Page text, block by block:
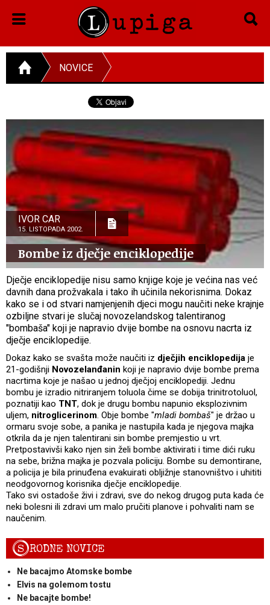
NOVICE
IVOR CAR
15. LISTOPADA 2002.
Bombe iz dječje enciklopedije
Dječje enciklopedije nisu samo knjige koje je većina nas već
davnih dana prožvakala i tako ih učinila nekorisnima. Dokaz
kako se i od stvari namjenjenih djeci mogu naučiti neke krajnje
ozbiljne stvari je slučaj novozelandskog talentiranog
"bombaša" koji je napravio dvije bombe na osnovu nacrta iz
dječje enciklopedije.
Dokaz kako se svašta može naučiti iz dječjih enciklopedija je
21-godišnji Novozelanđanin koji je napravio dvije bombe prema
nacrtima koje je našao u jednoj dječjoj enciklopediji. Jednu
bombu je izradio nitriranjem toluola čime se dobija trinitrotoluol,
poznatiji kao TNT, dok je drugu bombu napunio eksplozivnim
uljem, nitroglicerinom. Obje bombe "mladi bombaš" je držao u
ormaru svoje sobe, a panika je nastupila kada je njegova majka
otkrila da je njen talentirani sin bombe premjestio u vrt.
Pretpostavivši kako njen sin želi bombe aktivirati i time dići ruku
na sebe, brižna majka je pozvala policiju. Bombe su demontirane,
a policija je bila prinuđena evakuirati obljižnje stanovništvo i uhititi
neodgovornog korisnika dječje enciklopedije.
Tako svi ostadoše živi i zdravi, sve do nekog drugog puta kada će
neki bolesni ili zdravi um malo pručiti planove i pohvaliti nam se
naučenim.
SRODNE NOVICE
Ne bacajmo Atomske bombe
Elvis na golemom tostu
Ne bacajte bombe!